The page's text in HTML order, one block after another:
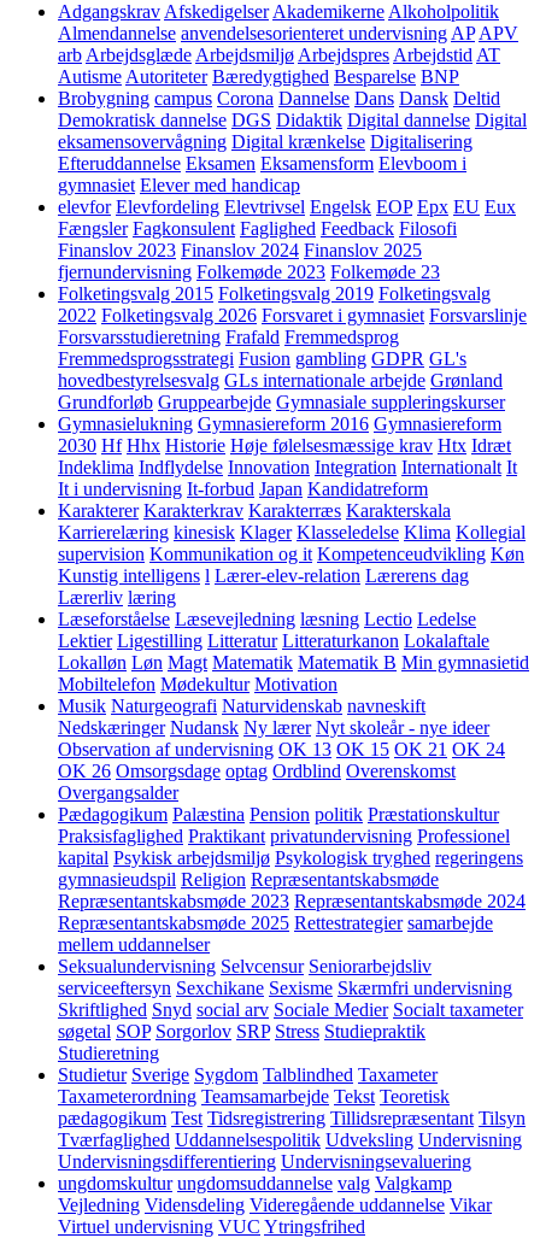
Adgangskrav Afskedigelser Akademikerne Alkoholpolitik
Almendannelse anvendelsesorienteret undervisning AP APV
arb Arbejdsglæde Arbejdsmiljø Arbejdspres Arbejdstid AT
Autisme Autoriteter Bæredygtighed Besparelse BNP
Brobygning campus Corona Dannelse Dans Dansk Deltid
Demokratisk dannelse DGS Didaktik Digital dannelse Digital
eksamensovervågning Digital krænkelse Digitalisering
Efteruddannelse Eksamen Eksamensform Elevboom i
gymnasiet Elever med handicap
elevfor Elevfordeling Elevtrivsel Engelsk EOP Epx EU Eux
Fængsler Fagkonsulent Faglighed Feedback Filosofi
Finanslov 2023 Finanslov 2024 Finanslov 2025
fjernundervisning Folkemøde 2023 Folkemøde 23
Folketingsvalg 2015 Folketingsvalg 2019 Folketingsvalg
2022 Folketingsvalg 2026 Forsvaret i gymnasiet Forsvarslinje
Forsvarsstudieretning Frafald Fremmedsprog
Fremmedsprogsstrategi Fusion gambling GDPR GL's
hovedbestyrelsesvalg GLs internationale arbejde Grønland
Grundforløb Gruppearbejde Gymnasiale suppleringskurser
Gymnasielukning Gymnasiereform 2016 Gymnasiereform
2030 Hf Hhx Historie Høje følelsesmæssige krav Htx Idræt
Indeklima Indflydelse Innovation Integration Internationalt It
It i undervisning It-forbud Japan Kandidatreform
Karakterer Karakterkrav Karakterræs Karakterskala
Karrierelæring kinesisk Klager Klasseledelse Klima Kollegial
supervision Kommunikation og it Kompetenceudvikling Køn
Kunstig intelligens l Lærer-elev-relation Lærerens dag
Lærerliv læring
Læseforståelse Læsevejledning læsning Lectio Ledelse
Lektier Ligestilling Litteratur Litteraturkanon Lokalaftale
Lokalløn Løn Magt Matematik Matematik B Min gymnasietid
Mobiltelefon Mødekultur Motivation
Musik Naturgeografi Naturvidenskab navneskift
Nedskæringer Nudansk Ny lærer Nyt skoleår - nye ideer
Observation af undervisning OK 13 OK 15 OK 21 OK 24
OK 26 Omsorgsdage optag Ordblind Overenskomst
Overgangsalder
Pædagogikum Palæstina Pension politik Præstationskultur
Praksisfaglighed Praktikant privatundervisning Professionel
kapital Psykisk arbejdsmiljø Psykologisk tryghed regeringens
gymnasieudspil Religion Repræsentantskabsmøde
Repræsentantskabsmøde 2023 Repræsentantskabsmøde 2024
Repræsentantskabsmøde 2025 Rettestrategier samarbejde
mellem uddannelser
Seksualundervisning Selvcensur Seniorarbejdsliv
serviceeftersyn Sexchikane Sexisme Skærmfri undervisning
Skriftlighed Snyd social arv Sociale Medier Socialt taxameter
søgetal SOP Sorgorlov SRP Stress Studiepraktik
Studieretning
Studietur Sverige Sygdom Talblindhed Taxameter
Taxameterordning Teamsamarbejde Tekst Teoretisk
pædagogikum Test Tidsregistrering Tillidsrepræsentant Tilsyn
Tværfaglighed Uddannelsespolitik Udveksling Undervisning
Undervisningsdifferentiering Undervisningsevaluering
ungdomskultur ungdomsuddannelse valg Valgkamp
Vejledning Vidensdeling Videregående uddannelse Vikar
Virtuel undervisning VUC Ytringsfrihed